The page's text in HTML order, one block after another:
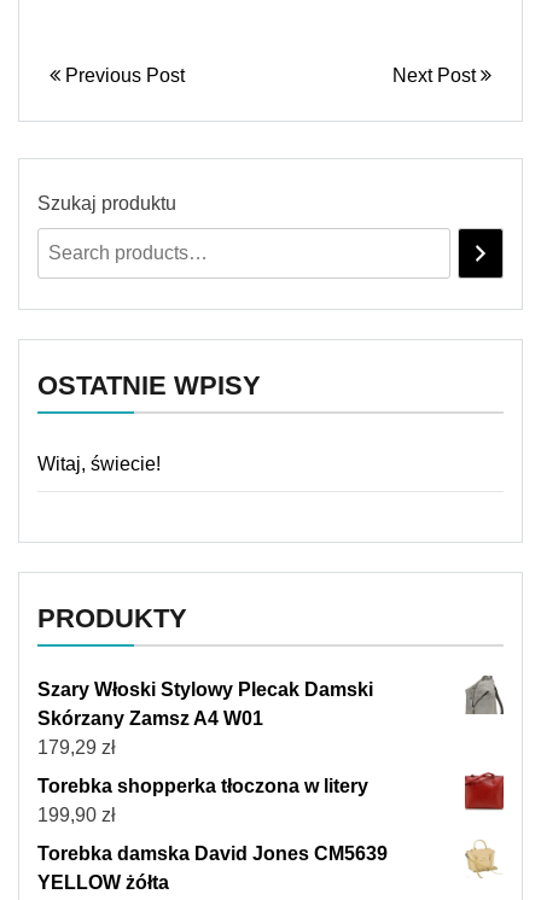
Previous Post Next Post
Szukaj produktu
OSTATNIE WPISY
Witaj, świecie!
PRODUKTY
Szary Włoski Stylowy Plecak Damski
Skórzany Zamsz A4 W01
179,29 zł
Torebka shopperka tłoczona w litery
199,90 zł
Torebka damska David Jones CM5639
YELLOW żółta